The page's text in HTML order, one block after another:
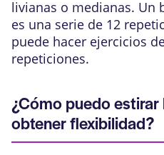
livianas o medianas. Un
es una serie de 12
puede hacer ejercicios
repeticiones.
¿Cómo puedo
obtener flexibilidad?